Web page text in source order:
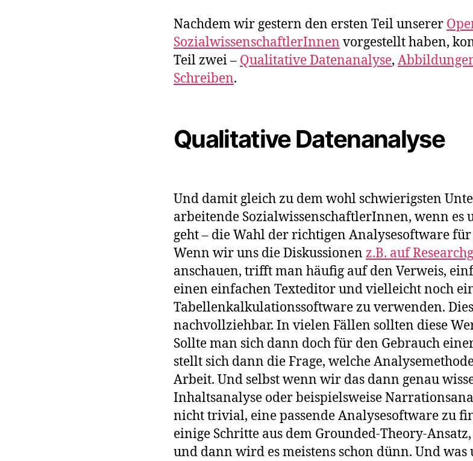
Nachdem wir gestern den ersten Teil unserer
SozialwissenschaftlerInnen vorgestellt haben,
Teil zwei – Qualitative Datenanalyse,
Schreiben.
Qualitative Datenanalyse
Und damit gleich zu dem wohl schwierigsten
arbeitende SozialwissenschaftlerInnen, wenn es
geht – die Wahl der richtigen Analysesoftware für
Wenn wir uns die Diskussionen z.B. auf
anschauen, trifft man häufig auf den Verweis,
einen einfachen Texteditor und vielleicht noch
Tabellenkalkulationssoftware zu verwenden.
nachvollziehbar. In vielen Fällen sollten diese
Sollte man sich dann doch für den Gebrauch
stellt sich dann die Frage, welche
Arbeit. Und selbst wenn wir das dann genau
Inhaltsanalyse oder beispielsweise
nicht trivial, eine passende Analysesoftware zu
einige Schritte aus dem Grounded-Theory-
und dann wird es meistens schon dünn. Und was